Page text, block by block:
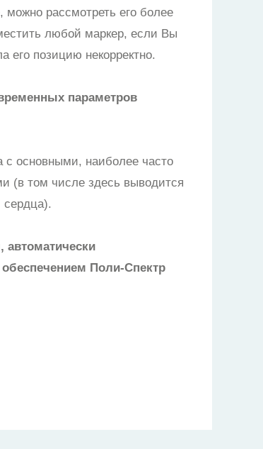
рассмотреть его более
любой маркер, если Вы
его позицию некорректно.
параметров
с основными, наиболее часто
(в том числе здесь выводится
сердца).
автоматически
Поли-Спектр